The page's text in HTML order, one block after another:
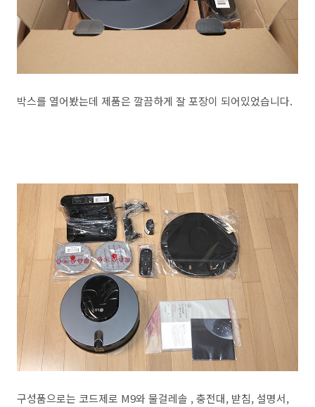
박스를 열어봤는데 제품은 깔끔하게 잘 포장이 되어있었습니다.
구성품으로는 코드제로 M9와 물걸레솔 , 충전대, 받침, 설명서,